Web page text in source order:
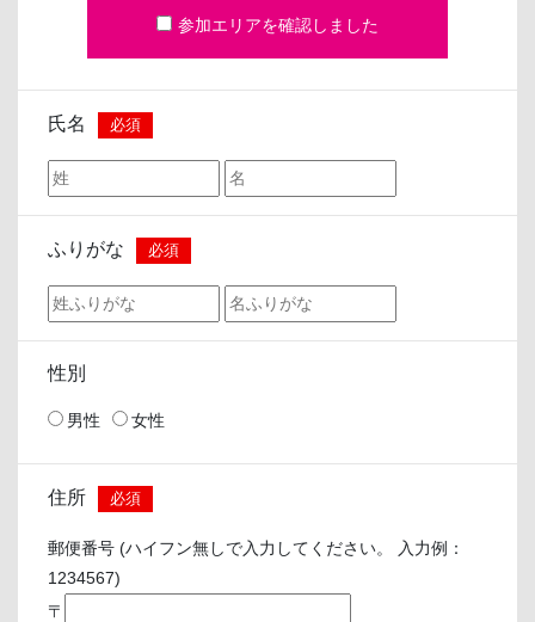
参加エリアを確認しました
氏名 必須
ふりがな 必須
性別
男性 女性
住所 必須
郵便番号 (ハイフン無しで入力してください。 入力例：
1234567)
〒